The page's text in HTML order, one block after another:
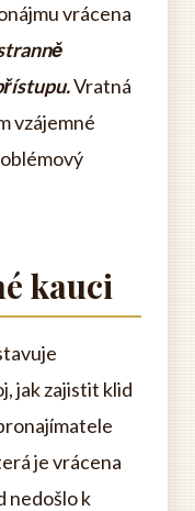
vrácena
Vratná
vzájemné
kauci
jak zajistit klid
je vrácena
nedošlo k